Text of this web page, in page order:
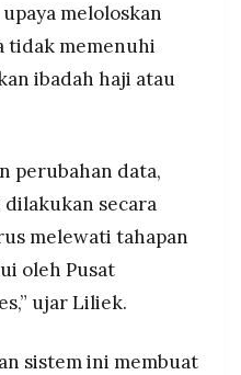
meloloskan
tidak memenuhi
ibadah haji atau
perubahan data,
dilakukan secara
melewati tahapan
oleh Pusat
ujar Liliek.
sistem ini membuat